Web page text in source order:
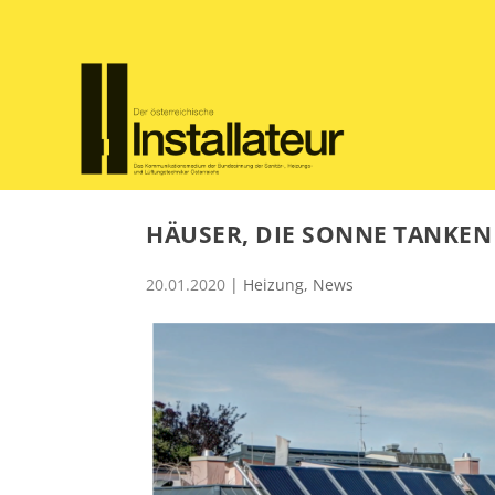
HÄUSER, DIE SONNE TANKEN
20.01.2020 | Heizung, News